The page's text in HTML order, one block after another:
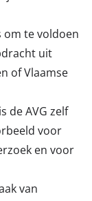
om te voldoen
uit
of Vlaamse
de AVG zelf
voor
en voor
van